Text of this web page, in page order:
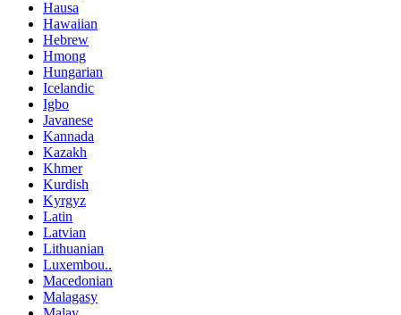
Hausa
Hawaiian
Hebrew
Hmong
Hungarian
Icelandic
Igbo
Javanese
Kannada
Kazakh
Khmer
Kurdish
Kyrgyz
Latin
Latvian
Lithuanian
Luxembou..
Macedonian
Malagasy